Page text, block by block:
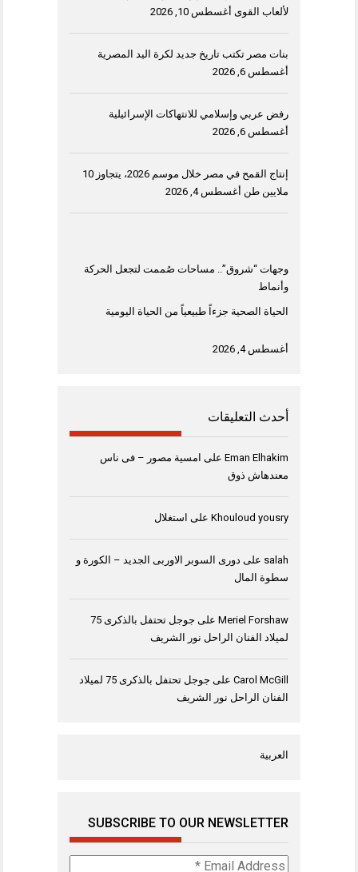
لألعاب القوى أغسطس 10, 2026
بنات مصر تكتب تاريخ جديد لكرة اليد المصرية
أغسطس 6, 2026
رفض عربي وإسلامي للانتهاكات الإسرائيلية
أغسطس 6, 2026
إنتاج القمح في مصر خلال موسم 2026، يتجاوز 10
ملايين طن أغسطس 4, 2026
وجهات “شروق”.. مساحات صُممت لتجعل الحركة
وأنماط
الحياة الصحية جزءاً طبيعياً من الحياة اليومية
أغسطس 4, 2026
أحدث التعليقات
Eman Elhakim على امسية مصور – فى ناس
معندهاش ذوق
Khouloud yousry على استغلال
salah على دورى السوبر الاوربى الجديد – الكورة و
سطوة المال
Meriel Forshaw على
جوجل تحتفل بالذكرى 75
لميلاد الفنان الراحل نور الشريف
Carol McGill على
جوجل تحتفل بالذكرى 75 لميلاد
الفنان الراحل نور الشريف
العربية
SUBSCRIBE TO OUR NEWSLETTER
Email